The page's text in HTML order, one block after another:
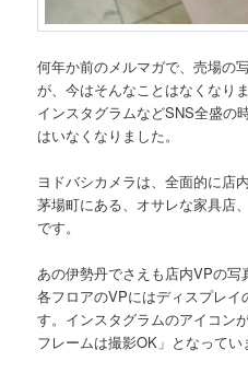
何年か前のメルマガで、売場の
が、今はそんなことはなくなりま
インスタグラムなどSNS全盛の
はいなくなりました。
ヨドバシカメラは、全面的に店内
茅場町にある、オサレな家具店
です。
あの伊勢丹でさえも店内VPの写
各フロアのVPにはディスプレイ
す。インスタグラムのアイコン
フレームは撮影OK」となってい